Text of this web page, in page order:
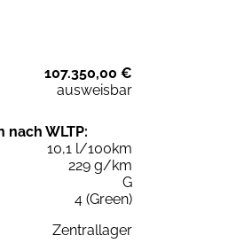
107.350,00 €
ausweisbar
nach WLTP:
10,1 l/100km
229 g/km
G
4 (Green)
Zentrallager